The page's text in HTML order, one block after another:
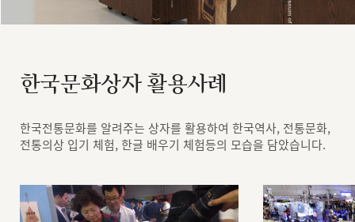
한국문화상자 활용사례
한국전통문화를 알려주는 상자를 활용하여 한국역사, 전통문화,
전통의상 입기 체험, 한글 배우기 체험등의 모습을 담았습니다.